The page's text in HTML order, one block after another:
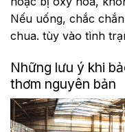
Nếu uống, chắc
chua. tùy vào tình
Những lưu ý khi
thơm nguyên bản